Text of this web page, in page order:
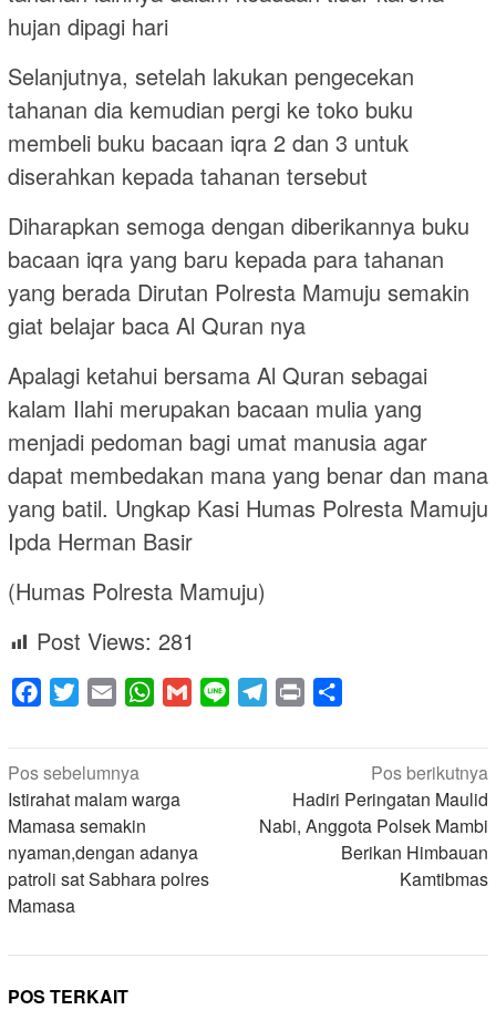
hujan dipagi hari
Selanjutnya, setelah lakukan pengecekan
tahanan dia kemudian pergi ke toko buku
membeli buku bacaan iqra 2 dan 3 untuk
diserahkan kepada tahanan tersebut
Diharapkan semoga dengan diberikannya buku
bacaan iqra yang baru kepada para tahanan
yang berada Dirutan Polresta Mamuju semakin
giat belajar baca Al Quran nya
Apalagi ketahui bersama Al Quran sebagai
kalam Ilahi merupakan bacaan mulia yang
menjadi pedoman bagi umat manusia agar
dapat membedakan mana yang benar dan mana
yang batil. Ungkap Kasi Humas Polresta Mamuju
Ipda Herman Basir
(Humas Polresta Mamuju)
Post Views: 281
Facebook
Twitter Email WhatsApp
Gmail Line Telegram
Print
Navigasi
pos
Pos sebelumnya
Istirahat malam warga
Mamasa semakin
nyaman,dengan adanya
patroli sat Sabhara polres
Mamasa
Pos berikutnya
Hadiri Peringatan Maulid
Nabi, Anggota Polsek Mambi
Berikan Himbauan
Kamtibmas
POS TERKAIT